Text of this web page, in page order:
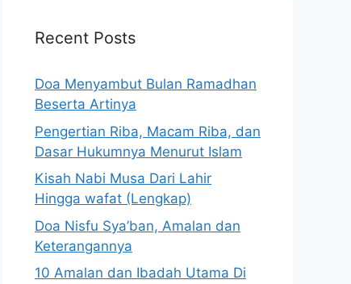
Recent Posts
Doa Menyambut Bulan Ramadhan
Beserta Artinya
Pengertian Riba, Macam Riba, dan
Dasar Hukumnya Menurut Islam
Kisah Nabi Musa Dari Lahir
Hingga wafat (Lengkap)
Doa Nisfu Sya’ban, Amalan dan
Keterangannya
10 Amalan dan Ibadah Utama Di